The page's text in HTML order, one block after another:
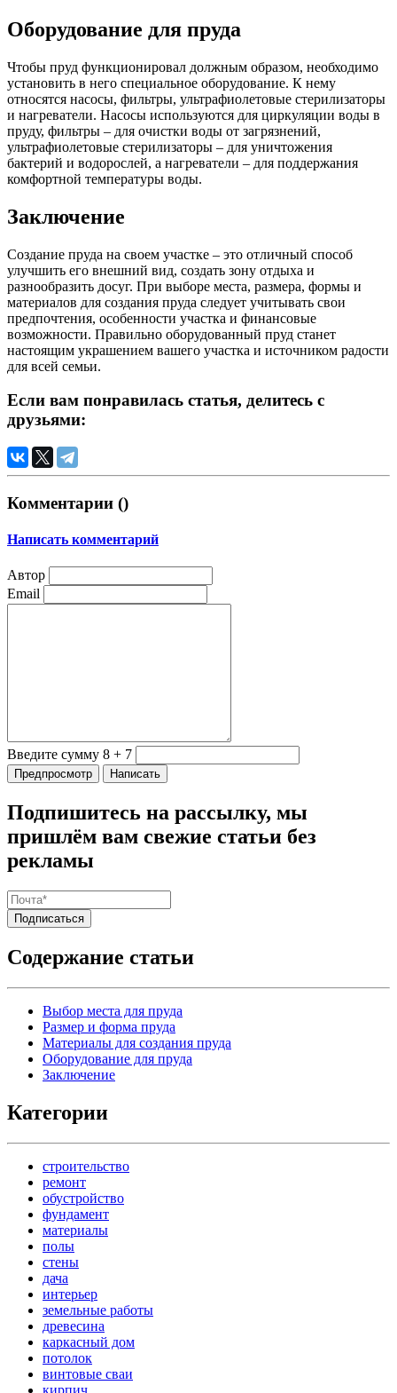
Оборудование для пруда
Чтобы пруд функционировал должным образом, необходимо
установить в него специальное оборудование. К нему
относятся насосы, фильтры, ультрафиолетовые стерилизаторы
и нагреватели. Насосы используются для циркуляции воды в
пруду, фильтры – для очистки воды от загрязнений,
ультрафиолетовые стерилизаторы – для уничтожения
бактерий и водорослей, а нагреватели – для поддержания
комфортной температуры воды.
Заключение
Создание пруда на своем участке – это отличный способ
улучшить его внешний вид, создать зону отдыха и
разнообразить досуг. При выборе места, размера, формы и
материалов для создания пруда следует учитывать свои
предпочтения, особенности участка и финансовые
возможности. Правильно оборудованный пруд станет
настоящим украшением вашего участка и источником радости
для всей семьи.
Если вам понравилась статья, делитесь с
друзьями:
Комментарии ()
Написать комментарий
Автор
Email
Введите сумму 8 + 7
Подпишитесь на рассылку, мы
пришлём вам свежие статьи без
рекламы
Содержание статьи
Выбор места для пруда
Размер и форма пруда
Материалы для создания пруда
Оборудование для пруда
Заключение
Категории
строительство
ремонт
обустройство
фундамент
материалы
полы
стены
дача
интерьер
земельные работы
древесина
каркасный дом
потолок
винтовые сваи
кирпич